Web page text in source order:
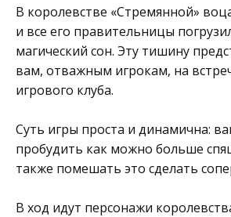
В королевстве «Стремянной»
и все его правительницы
магический сон. Эту тишину
вам, отважным игрокам, на
игрового клуба.
Суть игры проста и динамична:
пробудить как можно больше
также помешать это сделать
В ход идут персонажи